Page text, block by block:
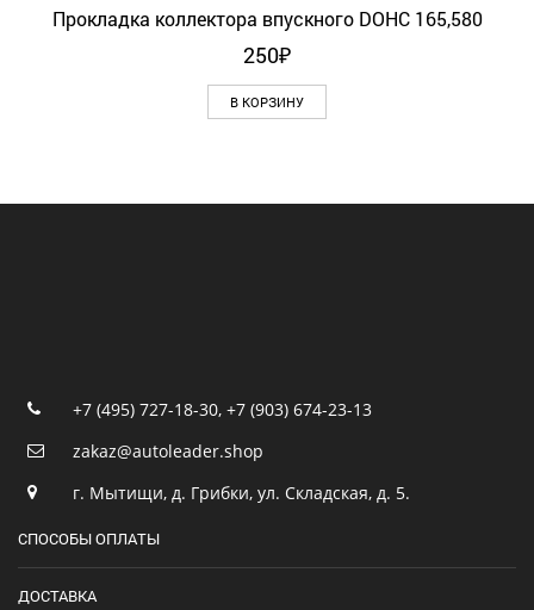
Прокладка коллектора впускного DOHC 165,580
250₽
В КОРЗИНУ
+7 (495) 727-18-30, +7 (903) 674-23-13
zakaz@autoleader.shop
г. Мытищи, д. Грибки, ул. Складская, д. 5.
СПОСОБЫ ОПЛАТЫ
ДОСТАВКА